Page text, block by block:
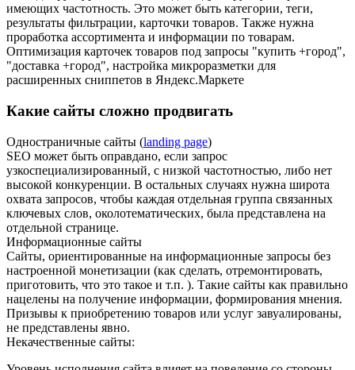
имеющих частотность. Это может быть категории, теги,
результаты фильтрации, карточки товаров. Также нужна
проработка ассортимента и информации по товарам.
Оптимизация карточек товаров под запросы "купить +город",
"доставка +город", настройка микроразметки для
расширенных сниппетов в Яндекс.Маркете
Какие сайты сложно продвигать
Одностраничные сайты (landing page)
SEO может быть оправдано, если запрос
узкоспециализированный, с низкой частотностью, либо нет
высокой конкуренции. В остальных случаях нужна широта
охвата запросов, чтобы каждая отдельная группа связанных
ключевых слов, околотематических, была представлена на
отдельной странице.
Информационные сайты
Сайты, ориентированные на информационные запросы без
настроенной монетизации (как сделать, отремонтировать,
приготовить, что это такое и т.п. ). Такие сайты как правильно
нацелены на получение информации, формирования мнения.
Призывы к приобретению товаров или услуг завуалированы,
не представлены явно.
Некачественные сайты: